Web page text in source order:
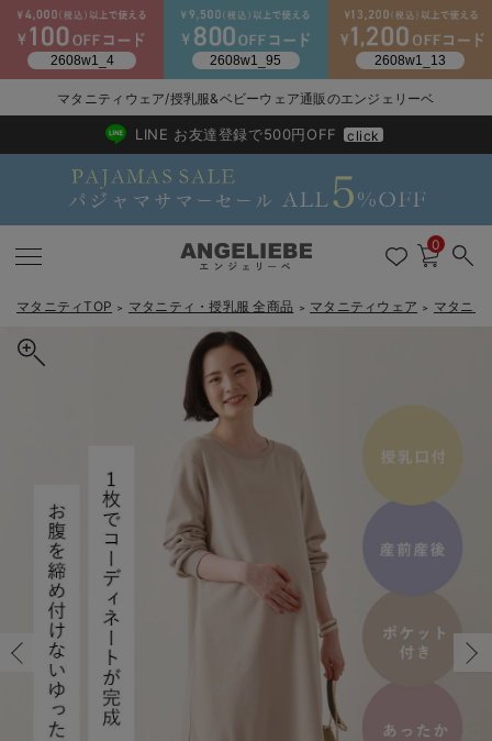
戻る
マタニティ パンツ
マタニティ スカート
マタニティ トップス
マタニティ アウター（コート）・ママコート
戻る
マタニティ 下着・インナー全て
マタニティ ショーツ
妊婦帯・腹帯・産前ガードル
マタニティ 授乳 キャミソール
産褥ショーツ
骨盤・マタニティベルト （妊娠中・産後）
産後 ガードル インナー
戻る
授乳トップス
戻る
マタニティ オフィス 通勤服
マタニティ ドレス（結婚式・お呼ばれ）
マタニティ フォーマル パンツ・ボトムス
戻る
妊婦用 抱き枕・授乳クッション
授乳 ケープ
戻る
マタニティレッグウェア全て
マタニティストッキング・タイツ
マタニティレギンス
戻る
戻る
【アウトレット】トップス・授乳トップス
【アウトレット】ボトムス
【アウトレット】パジャマ
【アウトレット】インナー
【アウトレット】ベビー
戻る
透け防止
見えてもカワイイ
コットン素材
冷房対策
接触冷感素材
Tシャツブラ
戻る
再入荷｜アウター
送料無料アイテム全て
ワンピース
トップス
パンツ
スカート
パジャマ
インナー
ブラキャミ おまとめ
MAX55%OFF ブラック
【37周年祭セール】
【37周年祭セール】
【37周年祭セール】
気温差別オススメア
【15℃】3月下旬～
【〜10℃】3月中旬
動きやすく着回しで
涼しくて可愛い「ワ
強撚スムース(コス
マタニティウェア
【おまとめ割】パジ
こだわりの履き心地
カジュアル
デニム
レギンス
オフィス
ジャケット派
きれいめトップス派
きれいめスカート派
きれいめ美脚パンツ派
ツィード派
王道シンプル派
セットアップ派
出産準備応援割全て
マタニティパジャマ
マタニティインナー
ベビー
【オフィスカジュア
【オフィスカジュア
レギンスタイプ
パンツタイプ
【フォーマル】ワン
【フォーマル】ボト
【フォーマル】トッ
【ベビー】長袖
【ベビー】半袖
【ベビー】グッズ
ハンカチ
2WAYオール
コンビ肌着
短肌着
セット
快適ウェア10%OFF
快適ウェア10%OFF
春のマタニティワン
セットアップ・ レイ
Aライン ・フレアワ
Iライン ・タイトシ
ジャンパースカート/
ワーク・オフィス
カジュアル
フォーマル / オケー
Gift Selection 出産
〜3,000円（税込）
〜5,000円（税込）
〜10,000円（税込）
10,001円（税込）〜
女の子におススメの
男の子におススメの
定番ギフト
冬の冷え対策インナ
薄くてあったか
綿混素材
腹巻・ひざ上パンツ
保温&リカバリー
レギンス・タイツ
カップ付きインナー
あったか度◎
入院準備の持ち物チ
入院してすぐ使うグ
赤ちゃんへ使うもの
産後に使うグッズ
冬のあったか特集全て
【冬のあったか特集
【冬のあったか特集
【冬のあったか特集
【冬のあったか特集
マタニティウェア/授乳服&ベビーウェア通販のエンジェリーベ
2026/NewArrival
送料495円(一部地域を除く) 7,700円以上で送料無料
LINE お友達登録で500円OFF click
0
マタニティTOP ＞ マタニティ・授乳服 全商品 ＞ マタニティウェア ＞ マタニテ